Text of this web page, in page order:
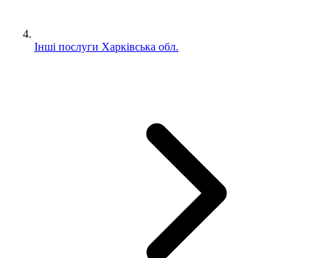
Інші послуги Харківська обл.